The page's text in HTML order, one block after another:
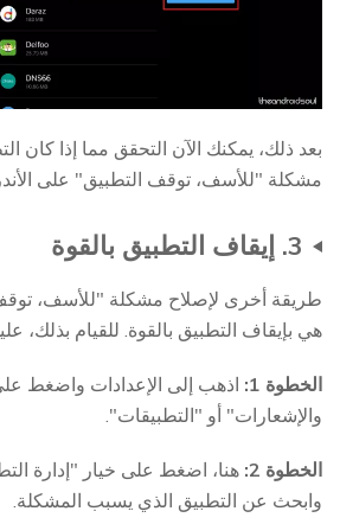
بعد ذلك، يمكنك الآن التحقق مما إذا كان
مشكلة "للأسف، توقف التطبيق" على
3. إيقاف التطبيق بالقوة
طريقة أخرى لإصلاح مشكلة "للأسف،
هي بإيقاف التطبيق بالقوة. للقيام بذلك،
الخطوة 1:
اذهب إلى الإعدادات واضغط
والإشعارات" أو "التطبيقات".
الخطوة 2:
هنا، اضغط على خيار "إدارة
وابحث عن التطبيق الذي يسبب المشكلة.